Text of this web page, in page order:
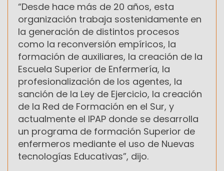
“Desde hace más de 20 años, esta
organización trabaja sostenidamente en
la generación de distintos procesos
como la reconversión empíricos, la
formación de auxiliares, la creación de la
Escuela Superior de Enfermería, la
profesionalización de los agentes, la
sanción de la Ley de Ejercicio, la creación
de la Red de Formación en el Sur, y
actualmente el IPAP donde se desarrolla
un programa de formación Superior de
enfermeros mediante el uso de Nuevas
tecnologías Educativas”, dijo.